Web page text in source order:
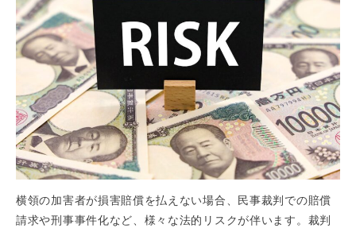
横領の加害者が損害賠償を払えない場合、民事裁判での賠償
請求や刑事事件化など、様々な法的リスクが伴います。裁判